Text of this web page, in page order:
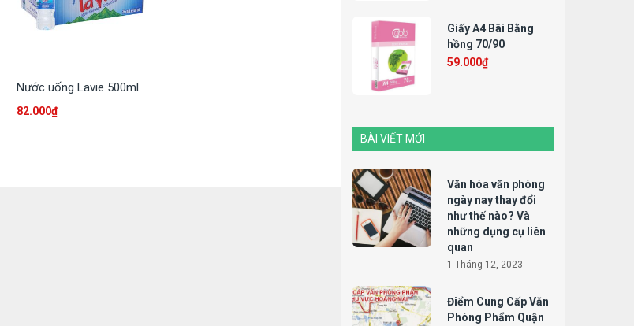
Nước uống Lavie 500ml
82.000₫
Giấy A4 Bãi Bằng
hồng 70/90
59.000₫
BÀI VIẾT MỚI
Văn hóa văn phòng
ngày nay thay đổi
như thế nào? Và
những dụng cụ liên
quan
1 Tháng 12, 2023
Điểm Cung Cấp Văn
Phòng Phẩm Quận